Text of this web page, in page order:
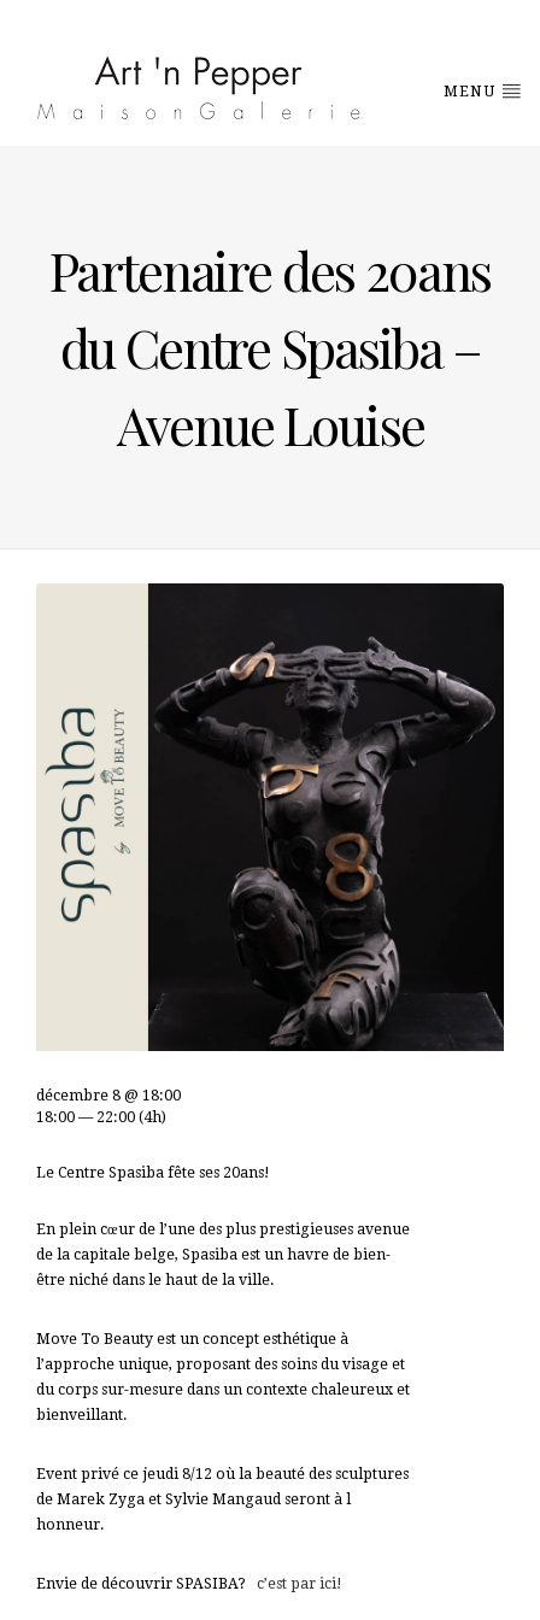
MENU
Partenaire des 20ans
du Centre Spasiba –
Avenue Louise
Le Centre Spasiba fête ses 20ans!
En plein cœur de l’une des plus prestigieuses avenue
de la capitale belge, Spasiba est un havre de bien-
être niché dans le haut de la ville.
Move To Beauty est un concept esthétique à
l’approche unique, proposant des soins du visage et
du corps sur-mesure dans un contexte chaleureux et
bienveillant.
Event privé ce jeudi 8/12 où la beauté des sculptures
de Marek Zyga et Sylvie Mangaud seront à l
honneur.
Envie de découvrir SPASIBA? c’est par ici!
décembre 8 @ 18:00
18:00 — 22:00 (4h)